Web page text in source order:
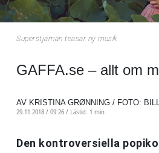
Superstjärnan teasar ny musik
GAFFA.se – allt om
AV KRISTINA GRØNNING / FOTO:
29.11.2018 / 09:26 / Lästid: 1 min
Den kontroversiella